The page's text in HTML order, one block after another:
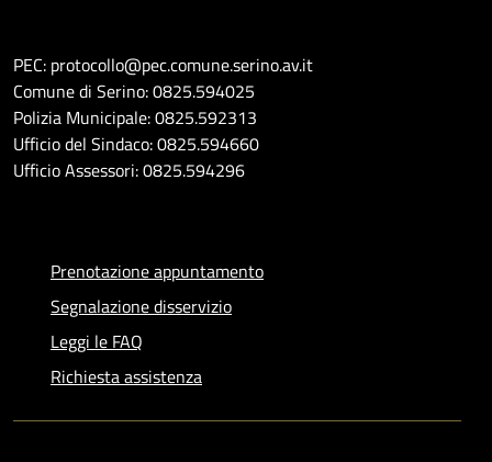
PEC: protocollo@pec.comune.serino.av.it
Comune di Serino: 0825.594025
Polizia Municipale: 0825.592313
Ufficio del Sindaco: 0825.594660
Ufficio Assessori: 0825.594296
Prenotazione appuntamento
Segnalazione disservizio
Leggi le FAQ
Richiesta assistenza